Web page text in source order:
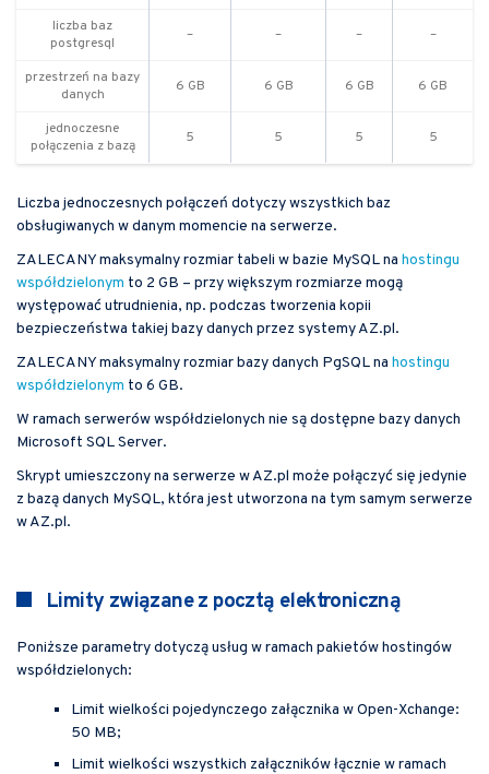
liczba baz
postgresql
– – – –
przestrzeń na bazy
danych
6 GB 6 GB 6 GB 6 GB
jednoczesne
połączenia z bazą
5 5 5 5
Liczba jednoczesnych połączeń dotyczy wszystkich baz
obsługiwanych w danym momencie na serwerze.
ZALECANY maksymalny rozmiar tabeli w bazie MySQL na hostingu
współdzielonym to 2 GB – przy większym rozmiarze mogą
występować utrudnienia, np. podczas tworzenia kopii
bezpieczeństwa takiej bazy danych przez systemy AZ.pl.
ZALECANY maksymalny rozmiar bazy danych PgSQL na hostingu
współdzielonym to 6 GB.
W ramach serwerów współdzielonych nie są dostępne bazy danych
Microsoft SQL Server.
Skrypt umieszczony na serwerze w AZ.pl może połączyć się jedynie
z bazą danych MySQL, która jest utworzona na tym samym serwerze
w AZ.pl.
Limity związane z pocztą elektroniczną
Poniższe parametry dotyczą usług w ramach pakietów hostingów
współdzielonych:
Limit wielkości pojedynczego załącznika w Open-Xchange:
50 MB;
Limit wielkości wszystkich załączników łącznie w ramach